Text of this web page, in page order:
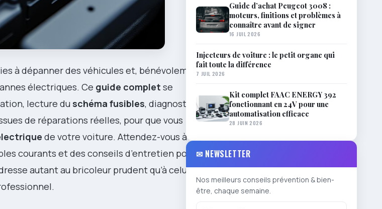
à dépanner des véhicules et, bénévolement,
électriques. Ce guide complet se
lecture du schéma fusibles, diagnostic et
de réparations réelles, pour que vous
de votre voiture. Attendez-vous à des
courants et des conseils d’entretien pour
autant au bricoleur prudent qu’à celui qui
Guide d’achat Peugeot 3008 :
moteurs, finitions et problèmes à
connaître avant de signer
16 JUIL 2026
Injecteurs de voiture : le petit organe qui
fait toute la différence
7 JUIL 2026
Kit complet FAAC ENERGY 392
fonctionnant en 24V pour une
automatisation efficace
28 JUIN 2026
✉ NEWSLETTER
Nos meilleurs conseils prévention & bien-
être, chaque semaine.